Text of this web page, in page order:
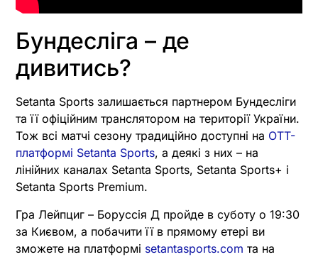
Бундесліга – де
дивитись?
Setanta Sports залишається партнером Бундесліги
та її офіційним транслятором на території України.
Тож всі матчі сезону традиційно доступні на OTT-
платформі Setanta Sports, а деякі з них – на
лінійних каналах Setanta Sports, Setanta Sports+ і
Setanta Sports Premium.
Гра Лейпциг – Боруссія Д пройде в суботу о 19:30
за Києвом, а побачити її в прямому етері ви
зможете на платформі setantasports.com та на